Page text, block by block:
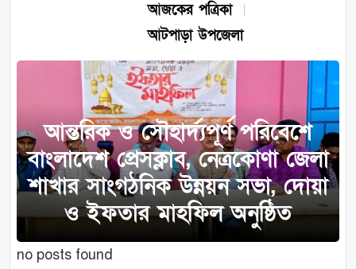
আজকের পত্রিকা
আটপাড়া উপজেলা
আন্তরিক ও সৌহার্দ্যপূর্ণ পরিবেশে
বাংলাদেশ প্রেসক্লাব, নেত্রকোণা জেলা
শাখার সাংগঠনিক উন্নয়ন সভা, দোয়া
ও ইফতার মাহফিল অনুষ্ঠিত
no posts found